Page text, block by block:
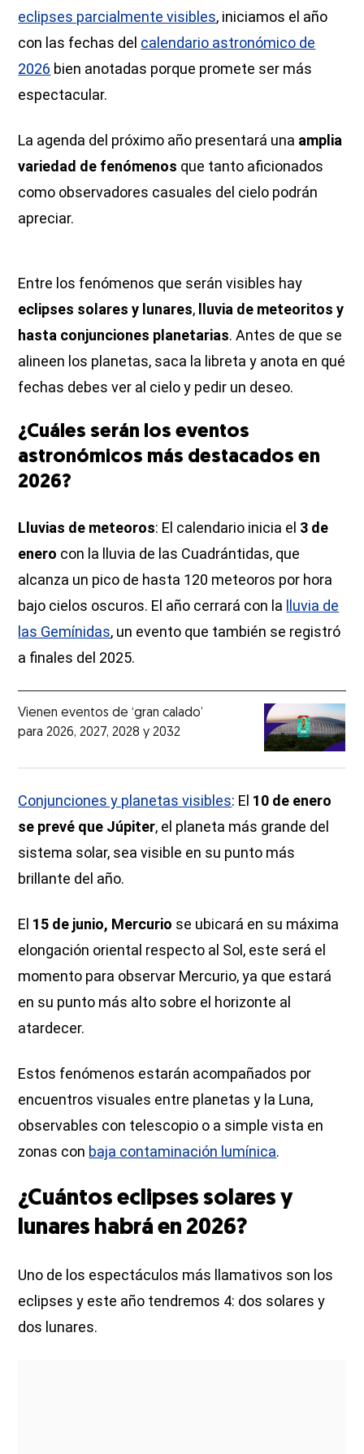
eclipses parcialmente visibles, iniciamos el año
con las fechas del calendario astronómico de
2026 bien anotadas porque promete ser más
espectacular.
La agenda del próximo año presentará una amplia
variedad de fenómenos que tanto aficionados
como observadores casuales del cielo podrán
apreciar.
Entre los fenómenos que serán visibles hay
eclipses solares y lunares, lluvia de meteoritos y
hasta conjunciones planetarias. Antes de que se
alineen los planetas, saca la libreta y anota en qué
fechas debes ver al cielo y pedir un deseo.
¿Cuáles serán los eventos
astronómicos más destacados en
2026?
Lluvias de meteoros: El calendario inicia el 3 de
enero con la lluvia de las Cuadrántidas, que
alcanza un pico de hasta 120 meteoros por hora
bajo cielos oscuros. El año cerrará con la lluvia de
las Gemínidas, un evento que también se registró
a finales del 2025.
Vienen eventos de ‘gran calado’
para 2026, 2027, 2028 y 2032
Conjunciones y planetas visibles: El 10 de enero
se prevé que Júpiter, el planeta más grande del
sistema solar, sea visible en su punto más
brillante del año.
El 15 de junio, Mercurio se ubicará en su máxima
elongación oriental respecto al Sol, este será el
momento para observar Mercurio, ya que estará
en su punto más alto sobre el horizonte al
atardecer.
Estos fenómenos estarán acompañados por
encuentros visuales entre planetas y la Luna,
observables con telescopio o a simple vista en
zonas con baja contaminación lumínica.
¿Cuántos eclipses solares y
lunares habrá en 2026?
Uno de los espectáculos más llamativos son los
eclipses y este año tendremos 4: dos solares y
dos lunares.